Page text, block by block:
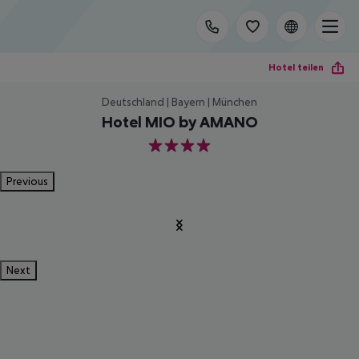
Hotel teilen
Deutschland | Bayern | München
Hotel MIO by AMANO
4
Previous
Next